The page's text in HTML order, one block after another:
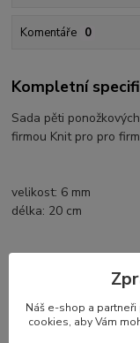
Komentáře 0
Kompletní
Sada pěti
firmou Knit pro pro
velikost: 6 mm
délka: 20 cm
Výrobce/dovozce
Náš e-shop a partneři
cookies, aby Vám